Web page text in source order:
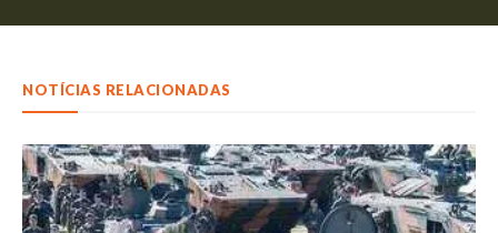
NOTÍCIAS RELACIONADAS